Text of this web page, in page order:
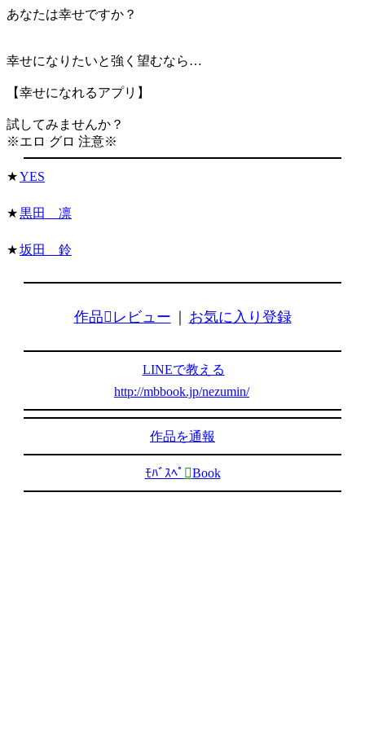
あなたは幸せですか？
幸せになりたいと強く望むなら…
【幸せになれるアプリ】
試してみませんか？
※エロ グロ 注意※
★YES
★黒田 凛
★坂田 鈴
作品レビュー お気に入り登録
LINEで教える
http://mbbook.jp/nezumin/
作品を通報
ﾓﾊﾞｽﾍﾟ Book